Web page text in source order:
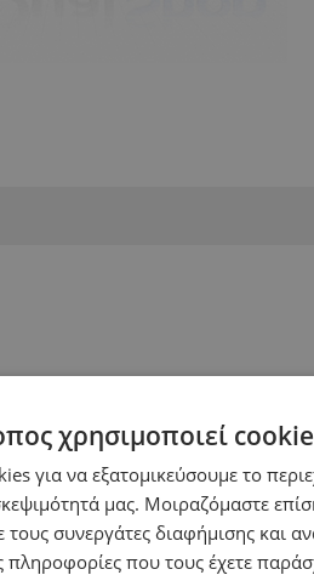
χρησιμοποιεί
για να εξατομικεύσουμε το
μας. Μοιραζόμαστε
συνεργάτες διαφήμισης και
που τους έχετε